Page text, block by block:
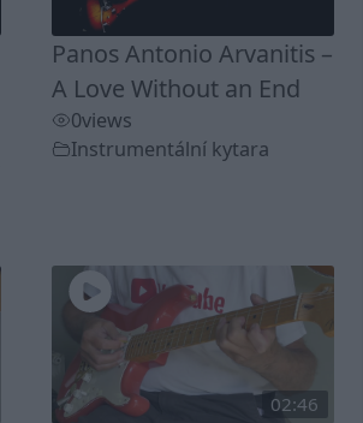
Panos Antonio Arvanitis –
A Love Without an End
0views
Instrumentální kytara
02:46